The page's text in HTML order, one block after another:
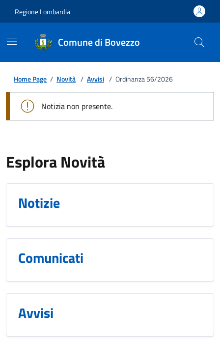
Regione Lombardia
Comune di Bovezzo
Home Page / Novità / Avvisi / Ordinanza 56/2026
Notizia non presente.
Esplora Novità
Notizie
Comunicati
Avvisi